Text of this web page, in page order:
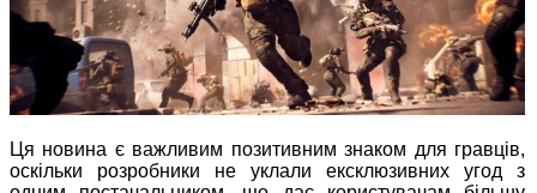
Ця новина є важливим позитивним знаком для гравців,
оскільки розробники не уклали ексклюзивних угод з